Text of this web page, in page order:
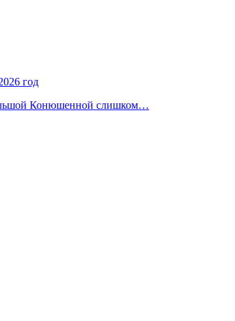
год
Конюшенной слишком…